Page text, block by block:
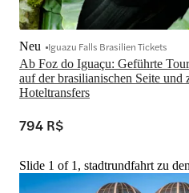
Ab Foz do Iguaçu: Geführte
auf der brasilianischen Seite und
Hoteltransfers
Neu Iguazu Falls Brasilien Tickets
794 R$
Slide 1 of 1, stadtrundfahrt zu